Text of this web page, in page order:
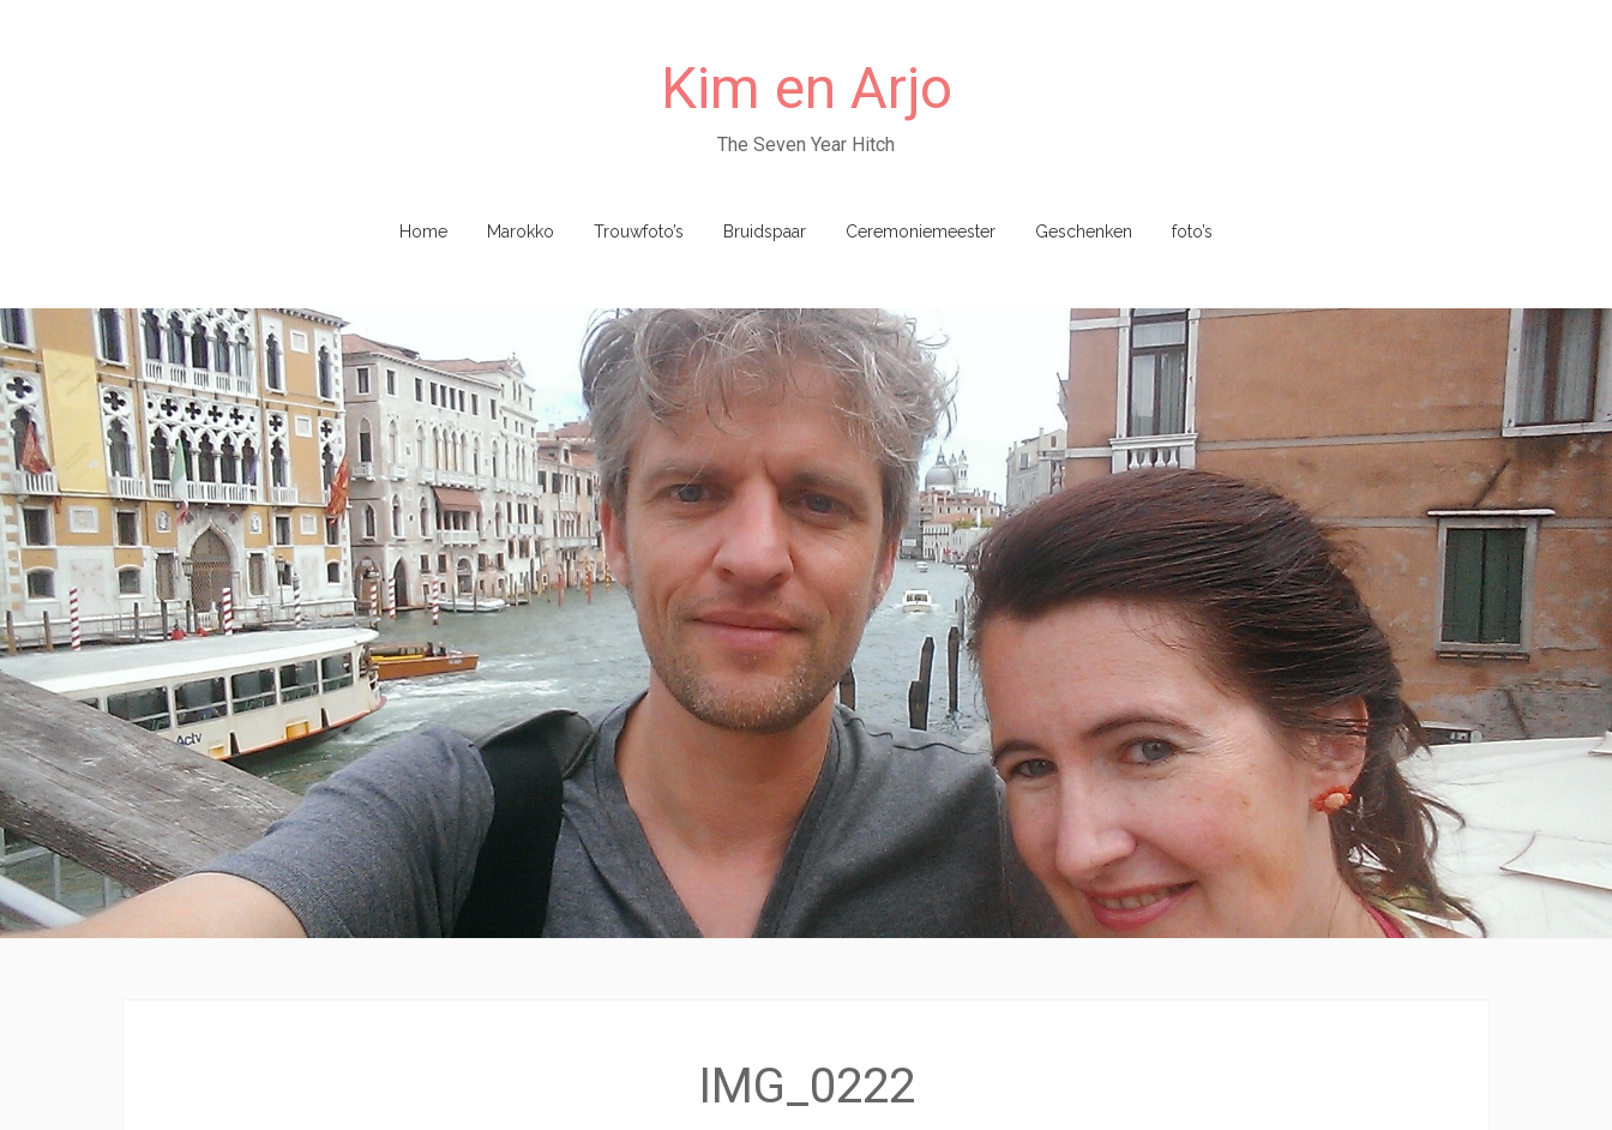
Kim en Arjo
The Seven Year Hitch
Home Marokko Trouwfoto’s Bruidspaar Ceremoniemeester Geschenken foto’s
IMG_0222